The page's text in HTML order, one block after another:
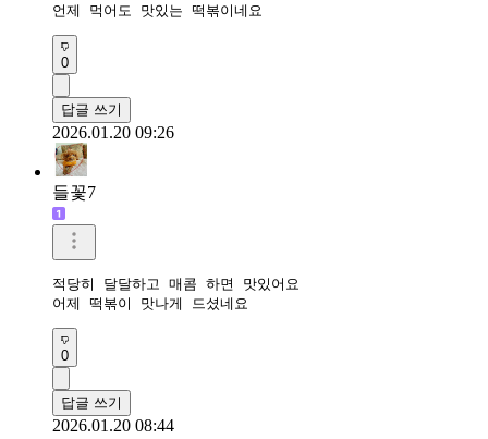
언제 먹어도 맛있는 떡볶이네요
0
답글 쓰기
2026.01.20 09:26
들꽃7
적당히 달달하고 매콤 하면 맛있어요
어제 떡볶이 맛나게 드셨네요
0
답글 쓰기
2026.01.20 08:44